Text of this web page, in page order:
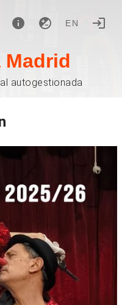
EN
Madrid
autogestionada